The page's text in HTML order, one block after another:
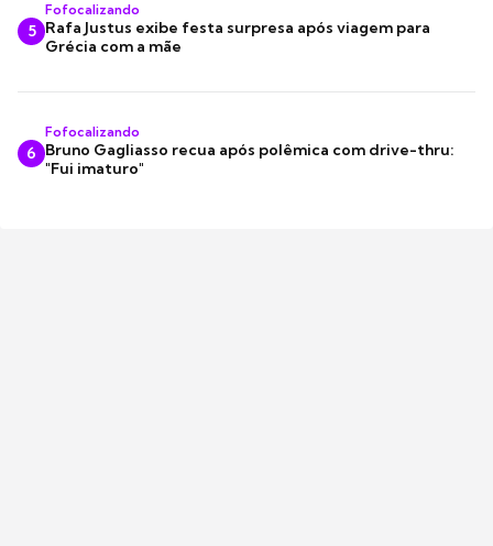
5
Fofocalizando
Rafa Justus exibe festa surpresa após viagem para
Grécia com a mãe
6
Fofocalizando
Bruno Gagliasso recua após polêmica com drive-thru:
"Fui imaturo"